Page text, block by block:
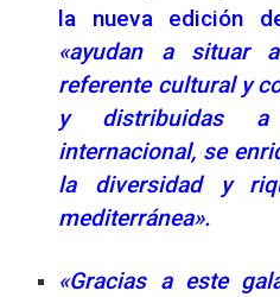
la nueva edición
«ayudan a situar
referente cultural y
y distribuidas
internacional, se
la diversidad y
mediterránea».
«Gracias a este